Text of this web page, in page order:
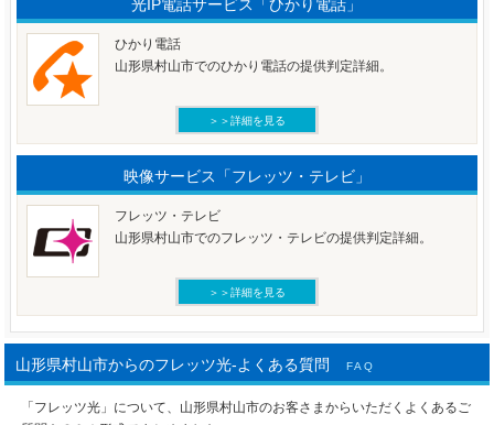
光IP電話サービス「ひかり電話」
ひかり電話
山形県村山市でのひかり電話の提供判定詳細。
＞＞詳細を見る
映像サービス「フレッツ・テレビ」
フレッツ・テレビ
山形県村山市でのフレッツ・テレビの提供判定詳細。
＞＞詳細を見る
山形県村山市からのフレッツ光-よくある質問 FAQ
「フレッツ光」について、山形県村山市のお客さまからいただくよくあるご